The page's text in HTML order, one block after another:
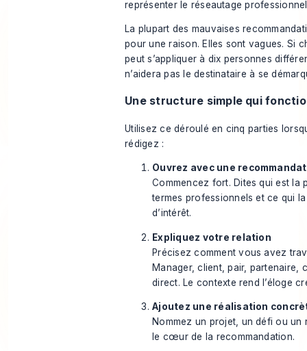
La plupart des mauvaises
pour une raison. Elles sont vagues. Si
peut s’appliquer à dix personnes
n’aidera pas le destinataire à se
Une structure simple qui
Utilisez ce déroulé en cinq parties
rédigez :
Ouvrez avec une
Commencez fort. Dites qui est la
termes professionnels et ce qui
d’intérêt.
Expliquez votre relation
Précisez comment vous avez
Manager, client, pair, partenaire,
direct. Le contexte rend l’éloge
Ajoutez une réalisation
Nommez un projet, un défi ou un
le cœur de la recommandation.